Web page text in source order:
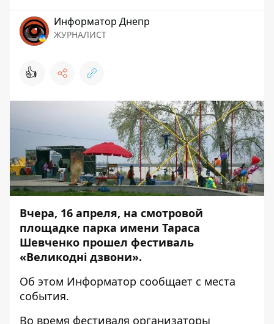
Информатор Днепр
ЖУРНАЛИСТ
👍
Вчера, 16 апреля, на смотровой
площадке парка имени Тараса
Шевченко прошел фестиваль
«Великодні дзвони».
Об этом Информатор сообщает с места
события.
Во время фестиваля организаторы